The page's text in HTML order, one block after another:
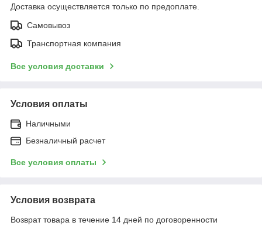
Доставка осуществляется только по предоплате.
Самовывоз
Транспортная компания
Все условия доставки
Условия оплаты
Наличными
Безналичный расчет
Все условия оплаты
Условия возврата
Возврат товара в течение 14 дней по договоренности